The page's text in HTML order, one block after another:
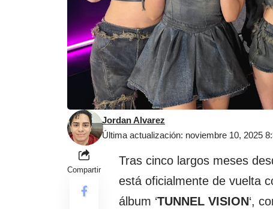
Última actualización: noviembre 10, 2025
Jordan Alvarez
Compartir
Tras cinco largos meses
está oficialmente de vuelta
álbum ‘TUNNEL VISION‘,